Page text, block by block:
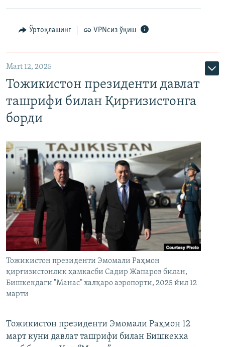
Ўртоқлашинг VPNсиз ўқиш
Mart 12, 2025
Тожикистон президенти давлат
ташрифи билан Қирғизистонга
борди
Тожикистон президенти Эмомали Раҳмон
қирғизистонлик ҳамкасби Садир Жапаров билан,
Бишкекдаги "Манас" халқаро аэропорти, 2025 йил 12
марти
Тожикистон президенти Эмомали Раҳмон 12
март куни давлат ташрифи билан Бишкекка